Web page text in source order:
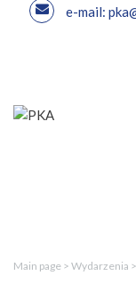
e-mail:
Main page > Wydarzenia >